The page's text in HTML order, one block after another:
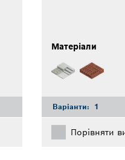
Матеріали
Варіанти: 1
Порівняти